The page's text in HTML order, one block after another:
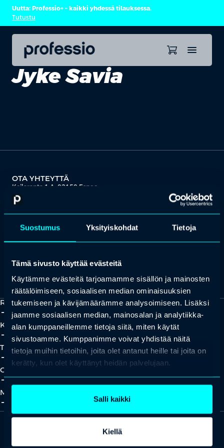
Suostumus Yksityiskohdat Tietoja
Tämä sivusto käyttää evästeitä
Käytämme evästeitä tarjoamamme sisällön ja mainosten
räätälöimiseen, sosiaalisen median ominaisuuksien
tukemiseen ja kävijämäärämme analysoimiseen. Lisäksi
jaamme sosiaalisen median, mainosalan ja analytiikka-
alan kumppaneillemme tietoja siitä, miten käytät
sivustoamme. Kumppanimme voivat yhdistää näitä
tietoja muihin tietoihin, joita olet antanut heille tai joita on
kerätty, kun olet käyttänyt heidän palvelujaan.
Salli kaikki
Kiellä
Uutta: Professio+ – kaikki yhdessä tilauksessa.
Tutustu
Jyke Savia
OTA YHTEYTTÄ
Keilaranta 1 A, 02150 Espoo
+358 (0)20 780 6220
Ratkaisut
add_2 close
Koulutukset
add_2close
Tapahtumat
add_2 close
Oivallukset
add_2close
Meistä
add_2